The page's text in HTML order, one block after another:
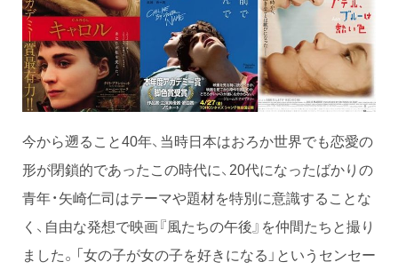
今から遡ること40年、当時日本はおろか世界でも恋愛の
形が閉鎖的であったこの時代に、20代になったばかりの
青年・矢崎仁司はテーマや題材を特別に意識することな
く、自由な発想で映画『風たちの午後』を仲間たちと撮り
ました。「女の子が女の子を好きになる」というセンセー